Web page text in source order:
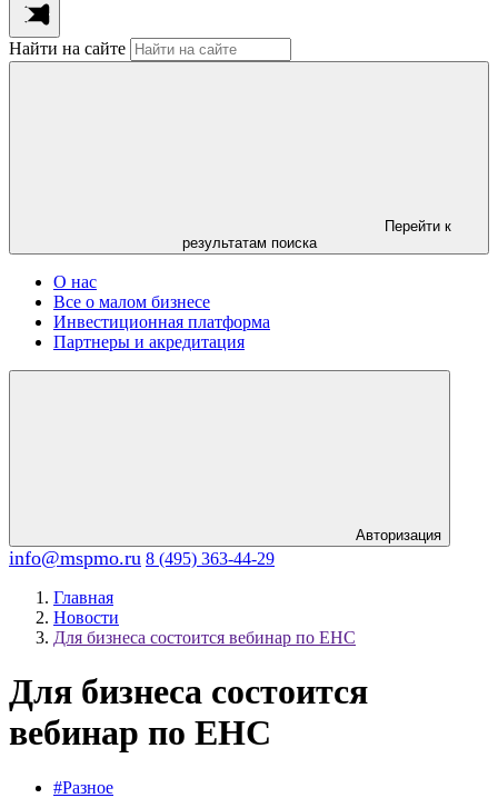
Найти на сайте
Перейти к
результатам поиска
О нас
Все о малом бизнесе
Инвестиционная платформа
Партнеры и акредитация
Авторизация
info@mspmo.ru 8 (495) 363-44-29
Главная
Новости
Для бизнеса состоится вебинар по ЕНС
Для бизнеса состоится
вебинар по ЕНС
#Разное